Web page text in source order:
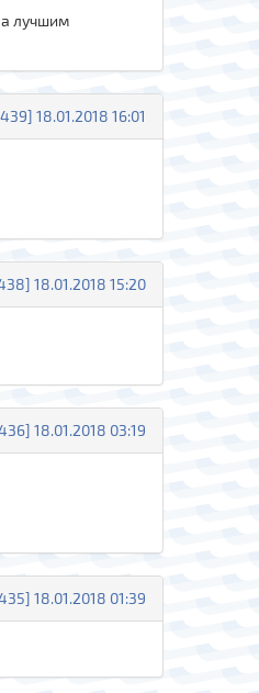
лучшим
18.01.2018 16:01
18.01.2018 15:20
18.01.2018 03:19
18.01.2018 01:39